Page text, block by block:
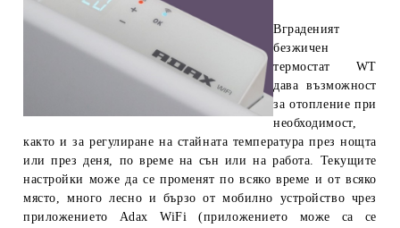
Вграденият
безжичен
термостат WT
дава възможност
за отопление при
необходимост,
както и за регулиране на стайната температура през нощта
или през деня, по време на сън или на работа. Текущите
настройки може да се променят по всяко време и от всяко
място, много лесно и бързо от мобилно устройство чрез
приложението Adax WiFi (приложението може са се